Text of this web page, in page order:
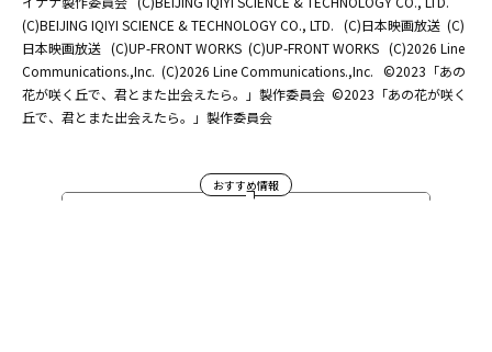
(C)BEIJING IQIYI SCIENCE & TECHNOLOGY CO., LTD. (C)日本映画放送 (C)
日本映画放送 (C)UP-FRONT WORKS (C)UP-FRONT WORKS (C)2026 Line
Communications.,Inc. (C)2026 Line Communications.,Inc. ©2023「あの
花が咲く丘で、君とまた出会えたら。」製作委員会 ©2023「あの花が咲く
丘で、君とまた出会えたら。」製作委員会
おすすめ情報